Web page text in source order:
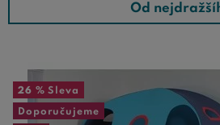
Od
26 % Sleva
Doporučujeme